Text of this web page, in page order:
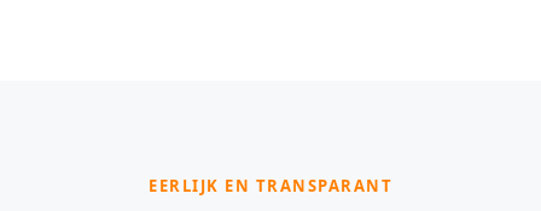
EERLIJK EN TRANSPARANT